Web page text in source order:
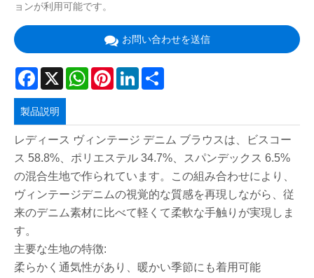
ョンが利用可能です。
お問い合わせを送信
Facebook
X WhatsAppPinterestLinkedIn
製品説明
レディース ヴィンテージ デニム ブラウスは、ビスコー
ス 58.8%、ポリエステル 34.7%、スパンデックス 6.5%
の混合生地で作られています。この組み合わせにより、
ヴィンテージデニムの視覚的な質感を再現しながら、従
来のデニム素材に比べて軽くて柔軟な手触りが実現しま
す。
主要な生地の特徴:
柔らかく通気性があり、暖かい季節にも着用可能